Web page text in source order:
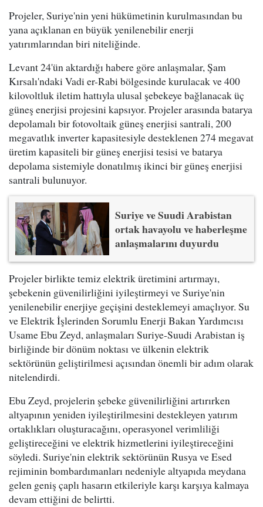
Projeler, Suriye'nin yeni hükümetinin kurulmasından bu
yana açıklanan en büyük yenilenebilir enerji
yatırımlarından biri niteliğinde.
Levant 24'ün aktardığı habere göre anlaşmalar, Şam
Kırsalı'ndaki Vadi er-Rabi bölgesinde kurulacak ve 400
kilovoltluk iletim hattıyla ulusal şebekeye bağlanacak üç
güneş enerjisi projesini kapsıyor. Projeler arasında batarya
depolamalı bir fotovoltaik güneş enerjisi santrali, 200
megavatlık inverter kapasitesiyle desteklenen 274 megavat
üretim kapasiteli bir güneş enerjisi tesisi ve batarya
depolama sistemiyle donatılmış ikinci bir güneş enerjisi
santrali bulunuyor.
Suriye ve Suudi Arabistan
ortak havayolu ve haberleşme
anlaşmalarını duyurdu
Projeler birlikte temiz elektrik üretimini artırmayı,
şebekenin güvenilirliğini iyileştirmeyi ve Suriye'nin
yenilenebilir enerjiye geçişini desteklemeyi amaçlıyor. Su
ve Elektrik İşlerinden Sorumlu Enerji Bakan Yardımcısı
Usame Ebu Zeyd, anlaşmaları Suriye-Suudi Arabistan iş
birliğinde bir dönüm noktası ve ülkenin elektrik
sektörünün geliştirilmesi açısından önemli bir adım olarak
nitelendirdi.
Ebu Zeyd, projelerin şebeke güvenilirliğini artırırken
altyapının yeniden iyileştirilmesini destekleyen yatırım
ortaklıkları oluşturacağını, operasyonel verimliliği
geliştireceğini ve elektrik hizmetlerini iyileştireceğini
söyledi. Suriye'nin elektrik sektörünün Rusya ve Esed
rejiminin bombardımanları nedeniyle altyapıda meydana
gelen geniş çaplı hasarın etkileriyle karşı karşıya kalmaya
devam ettiğini de belirtti.